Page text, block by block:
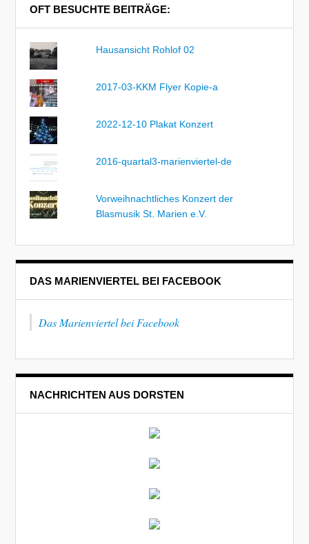
OFT BESUCHTE BEITRÄGE:
Hausansicht Rohlof 02
2017-03-KKM Flyer Kopie-a
2022-12-10 Plakat Konzert
2016-quartal3-marienviertel-de
Vorweihnachtliches Konzert der
Blasmusik St. Marien e.V.
DAS MARIENVIERTEL BEI FACEBOOK
Das Marienviertel bei Facebook
NACHRICHTEN AUS DORSTEN